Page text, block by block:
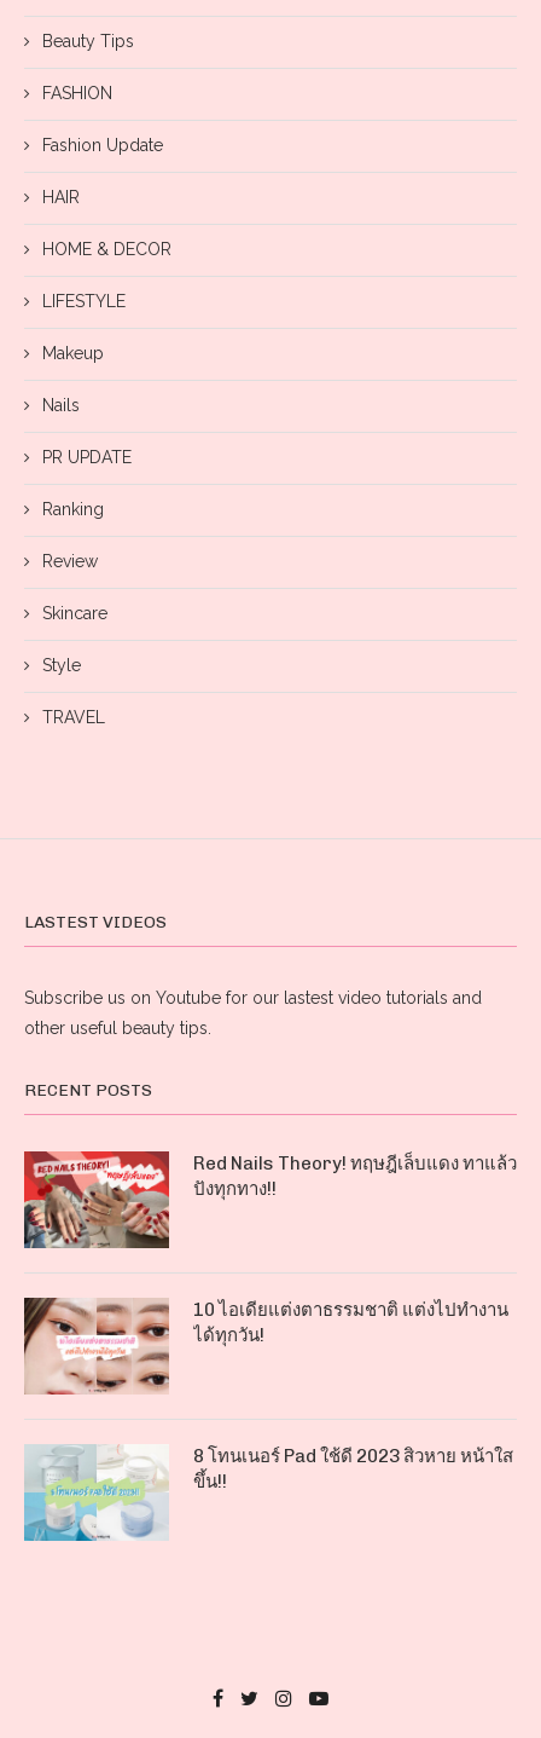
Beauty Tips
FASHION
Fashion Update
HAIR
HOME & DECOR
LIFESTYLE
Makeup
Nails
PR UPDATE
Ranking
Review
Skincare
Style
TRAVEL
LASTEST VIDEOS
Subscribe us on Youtube for our lastest video tutorials and
other useful beauty tips.
RECENT POSTS
Red Nails Theory! ทฤษฎีเล็บแดง ทาแล้ว
ปังทุกทาง!!
10 ไอเดียแต่งตาธรรมชาติ แต่งไปทำงาน
ได้ทุกวัน!
8 โทนเนอร์ Pad ใช้ดี 2023 สิวหาย หน้าใส
ขึ้น!!